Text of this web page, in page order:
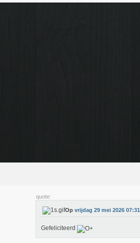
quote:
Op vrijdag 29 mei 2026 07:31
Gefeliciteerd